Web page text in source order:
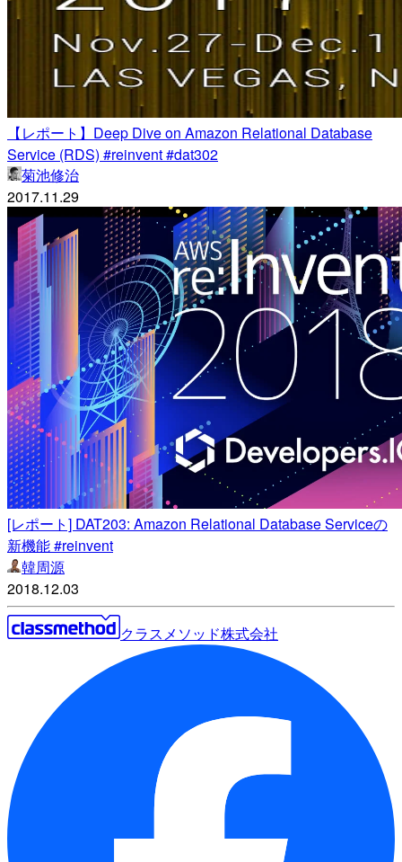
【レポート】Deep Dive on Amazon Relational Database
Service (RDS) #reinvent #dat302
菊池修治
2017.11.29
[レポート] DAT203: Amazon Relational Database Serviceの
新機能 #reinvent
韓周源
2018.12.03
クラスメソッド株式会社